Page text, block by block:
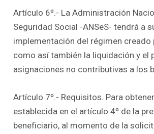
Artículo 6º.- La Administración
Seguridad Social -ANSeS- tendrá a
implementación del régimen creado
como así también la liquidación y el
asignaciones no contributivas a los
Artículo 7º.- Requisitos. Para
establecida en el artículo 4º de la
beneficiario, al momento de la